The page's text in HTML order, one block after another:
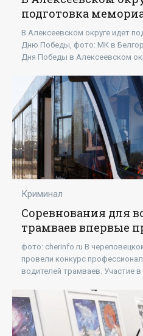
подготовка
Победы - «Новости»
В Алексеевском округе идет
Дню Победы, фото: МК в
Дня Победы в Алексеевском
Криминал
Соревнования для
трамваев впервые
Череповце -
фото: cherinfo.ru В
провели конкурс
водителей трамваев. Участие